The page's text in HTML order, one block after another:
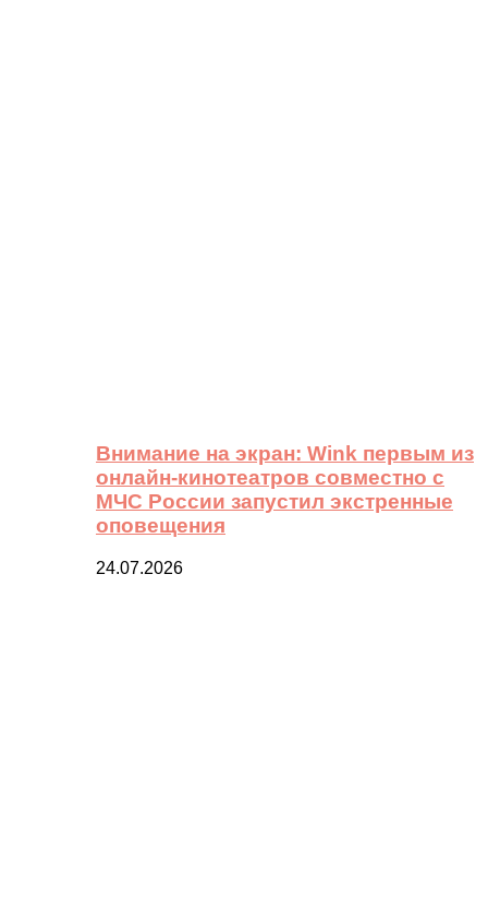
Внимание на экран: Wink первым из
онлайн-кинотеатров совместно с
МЧС России запустил экстренные
оповещения
24.07.2026